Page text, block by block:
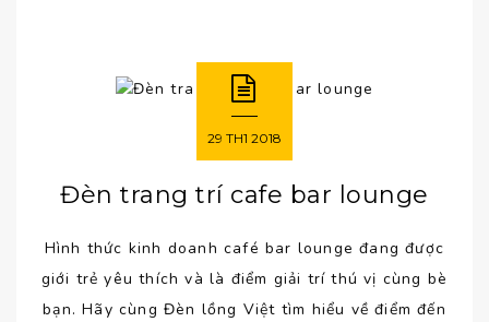
29 TH1 2018
Đèn trang trí cafe bar lounge
Hình thức kinh doanh café bar lounge đang được
giới trẻ yêu thích và là điểm giải trí thú vị cùng bè
bạn. Hãy cùng Đèn lồng Việt tìm hiểu về điểm đến